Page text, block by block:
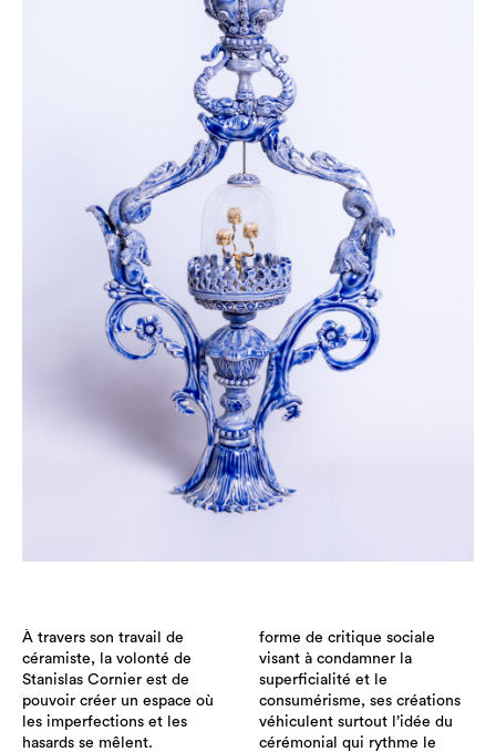
À travers son travail de
céramiste, la volonté de
Stanislas Cornier est de
pouvoir créer un espace où
les imperfections et les
hasards se mêlent.
forme de critique sociale
visant à condamner la
superficialité et le
consumérisme, ses créations
véhiculent surtout l’idée du
cérémonial qui rythme le